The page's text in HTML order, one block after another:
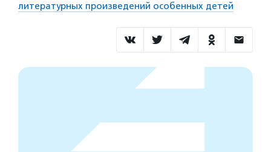
литературных произведений особенных детей